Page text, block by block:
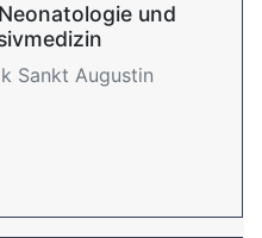
und
Sankt Augustin